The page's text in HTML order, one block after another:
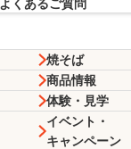
よくあるご質問
焼そば
商品情報
体験・見学
イベント・
キャンペーン